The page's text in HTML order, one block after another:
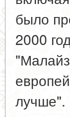
было
2000
лучше".